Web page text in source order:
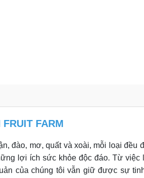
FARM
đào, mơ, quất và xoài, mỗi loại đều
lợi ích sức khỏe độc đáo. Từ việc
của chúng tôi vẫn giữ được sự